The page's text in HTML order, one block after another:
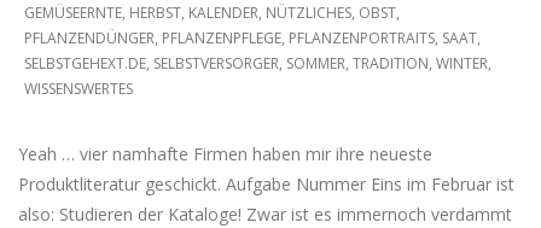
09
GEMÜSEERNTE, HERBST, KALENDER, NÜTZLICHES, OBST,
PFLANZENDÜNGER, PFLANZENPFLEGE, PFLANZENPORTRAITS, SAAT,
SELBSTGEHEXT.DE, SELBSTVERSORGER, SOMMER, TRADITION, WINTER,
WISSENSWERTES
Yeah … vier namhafte Firmen haben mir ihre neueste
Produktliteratur geschickt. Aufgabe Nummer Eins im Februar ist
also: Studieren der Kataloge! Zwar ist es immernoch verdammt